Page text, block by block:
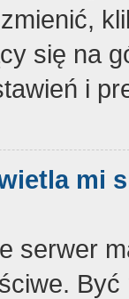
się na
i
mi
serwer